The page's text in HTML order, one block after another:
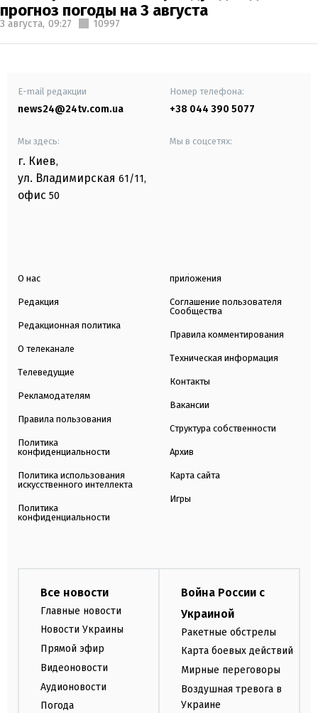
прогноз погоды на 3 августа
3 августа, 09:27 10997
E-mail редакции
news24@24tv.com.ua
Номер телефона:
+38 044 390 5077
Мы здесь:
г. Киев,
ул. Владимирская 61/11,
офис 50
Мы в соцсетях:
О нас
Редакция
Редакционная политика
О телеканале
Телеведущие
Рекламодателям
Правила пользования
Политика
конфиденциальности
Политика использования
искусственного интеллекта
Политика
конфиденциальности
приложения
Соглашение пользователя
Сообщества
Правила комментирования
Техническая информация
Контакты
Вакансии
Структура собственности
Архив
Карта сайта
Игры
Все новости
Главные новости
Новости Украины
Прямой эфир
Видеоновости
Аудионовости
Погода
Война России с
Украиной
Ракетные обстрелы
Карта боевых действий
Мирные переговоры
Воздушная тревога в
Украине